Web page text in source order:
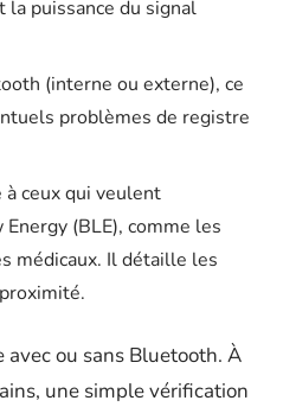
la puissance du signal
(interne ou externe), ce
problèmes de registre
à ceux qui veulent
(BLE), comme les
médicaux. Il détaille les
avec ou sans Bluetooth. À
une simple vérification